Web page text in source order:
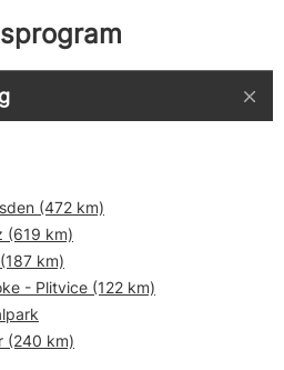
(472 km)
(619 km)
km)
- Plitvice (122 km)
(240 km)